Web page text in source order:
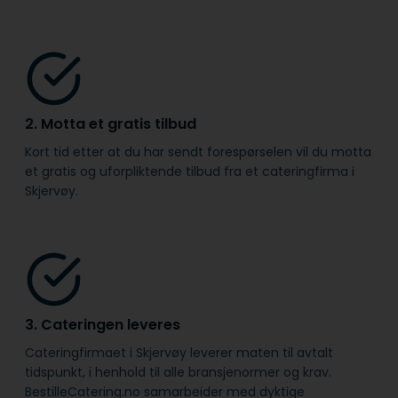
2. Motta et gratis tilbud
Kort tid etter at du har sendt forespørselen vil du motta
et gratis og uforpliktende tilbud fra et cateringfirma i
Skjervøy.
3. Cateringen leveres
Cateringfirmaet i Skjervøy leverer maten til avtalt
tidspunkt, i henhold til alle bransje­normer og krav.
BestilleCatering.no samarbeider med dyktige